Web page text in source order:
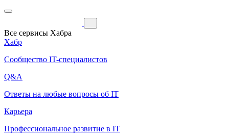
Все сервисы Хабра
Хабр
Сообщество IT-специалистов
Q&A
Ответы на любые вопросы об IT
Карьера
Профессиональное развитие в IT